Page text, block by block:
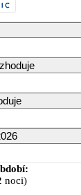
Srpen 2026
noci)